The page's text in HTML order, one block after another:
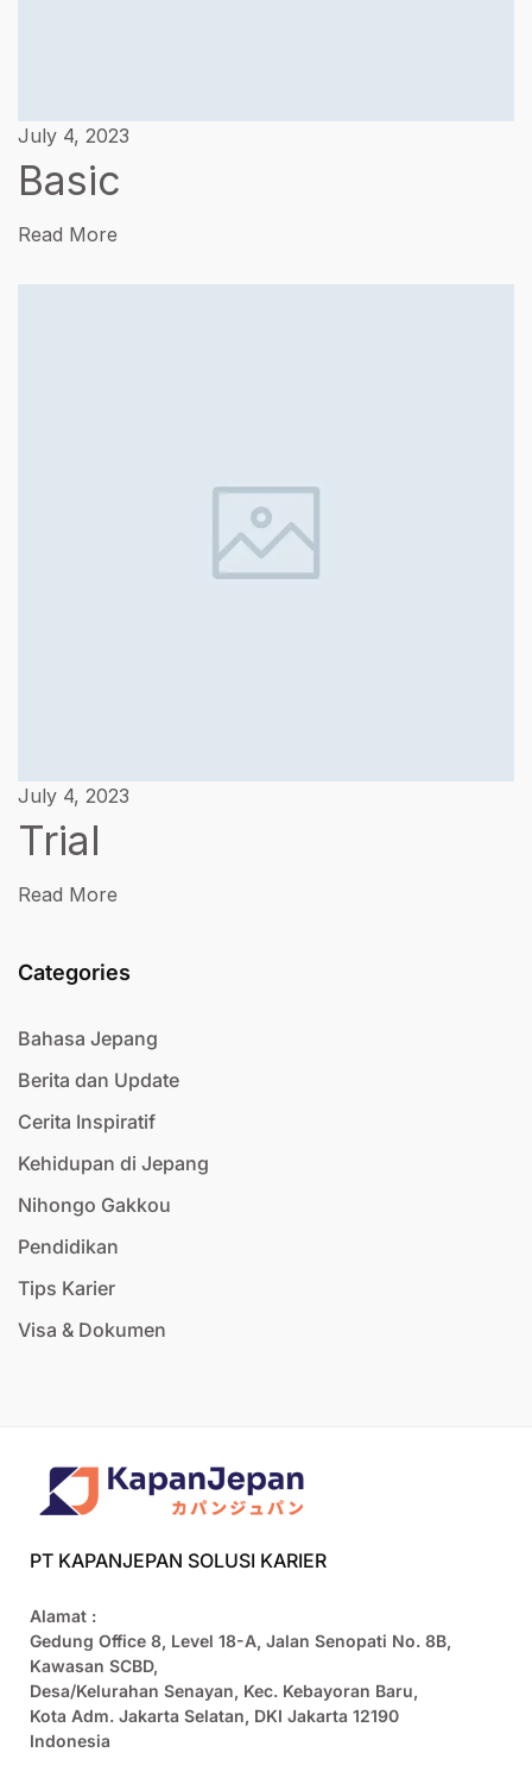
July 4, 2023
Basic
Read More
July 4, 2023
Trial
Read More
Categories
Bahasa Jepang
Berita dan Update
Cerita Inspiratif
Kehidupan di Jepang
Nihongo Gakkou
Pendidikan
Tips Karier
Visa & Dokumen
PT KAPANJEPAN SOLUSI KARIER
Alamat :
Gedung Office 8, Level 18-A, Jalan Senopati No. 8B,
Kawasan SCBD,
Desa/Kelurahan Senayan, Kec. Kebayoran Baru,
Kota Adm. Jakarta Selatan, DKI Jakarta 12190
Indonesia